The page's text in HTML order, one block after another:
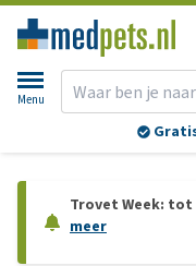
Menu
Trovet Week:
meer